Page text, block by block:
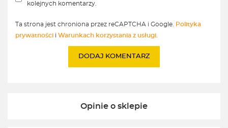
kolejnych komentarzy.
Ta strona jest chroniona przez reCAPTCHA i Google.
Polityka
prywatności i Warunkach korzystania z usługi.
Opinie o sklepie